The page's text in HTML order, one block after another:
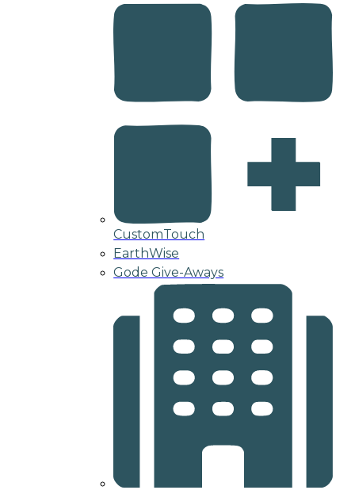
CustomTouch
EarthWise
Gode Give-Aways